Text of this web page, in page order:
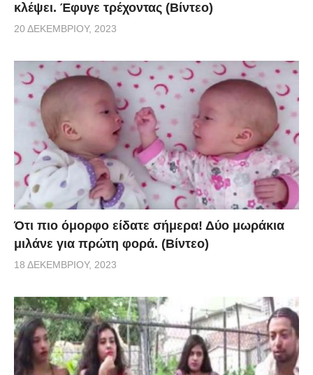
κλέψει. Έφυγε τρέχοντας (Βίντεο)
20 ΔΕΚΕΜΒΡΊΟΥ, 2023
Ότι πιο όμορφο είδατε σήμερα! Δύο μωράκια
μιλάνε για πρώτη φορά. (Βίντεο)
18 ΔΕΚΕΜΒΡΊΟΥ, 2023